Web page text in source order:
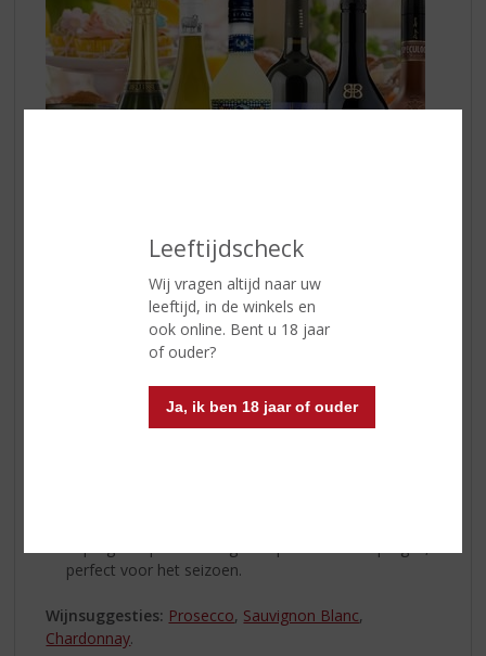
Leeftijdscheck
Wij vragen altijd naar uw
leeftijd, in de winkels en
ook online. Bent u 18 jaar
of ouder?
Ja, ik ben 18 jaar of ouder
Smakelijk Pasen
Lekker eten is een belangrijk onderdeel van Pasen. Hier
zijn enkele ideeën voor een smakelijk Paasmenu:
Voorgerechten:
Paasbrood: Een traditioneel, rijkgevuld zoet brood.
perfect voor het seizoen.
Wijnsuggesties: Prosecco, Sauvignon Blanc,
Chardonnay.